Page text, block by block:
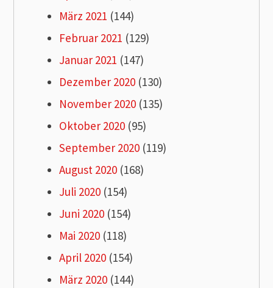
März 2021 (144)
Februar 2021 (129)
Januar 2021 (147)
Dezember 2020 (130)
November 2020 (135)
Oktober 2020 (95)
September 2020 (119)
August 2020 (168)
Juli 2020 (154)
Juni 2020 (154)
Mai 2020 (118)
April 2020 (154)
März 2020 (144)